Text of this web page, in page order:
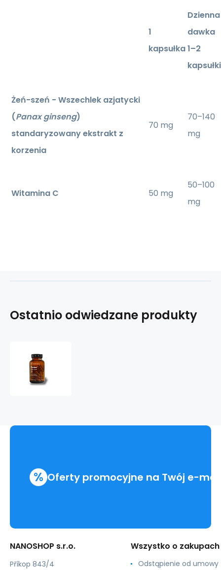
1
kapsułka
Dzienna
dawka
1–2
kapsułki
Żeń-szeń - Wszechlek azjatycki
(Panax ginseng)
standaryzowany ekstrakt z
korzenia
70 mg
70–140
mg
Witamina C 50 mg
50–100
mg
Ostatnio odwiedzane produkty
% Oferty promocyjne na Twój e-mail
NANOSHOP s.r.o.
Příkop 843/4
Wszystko o zakupach
Odstąpienie od umowy